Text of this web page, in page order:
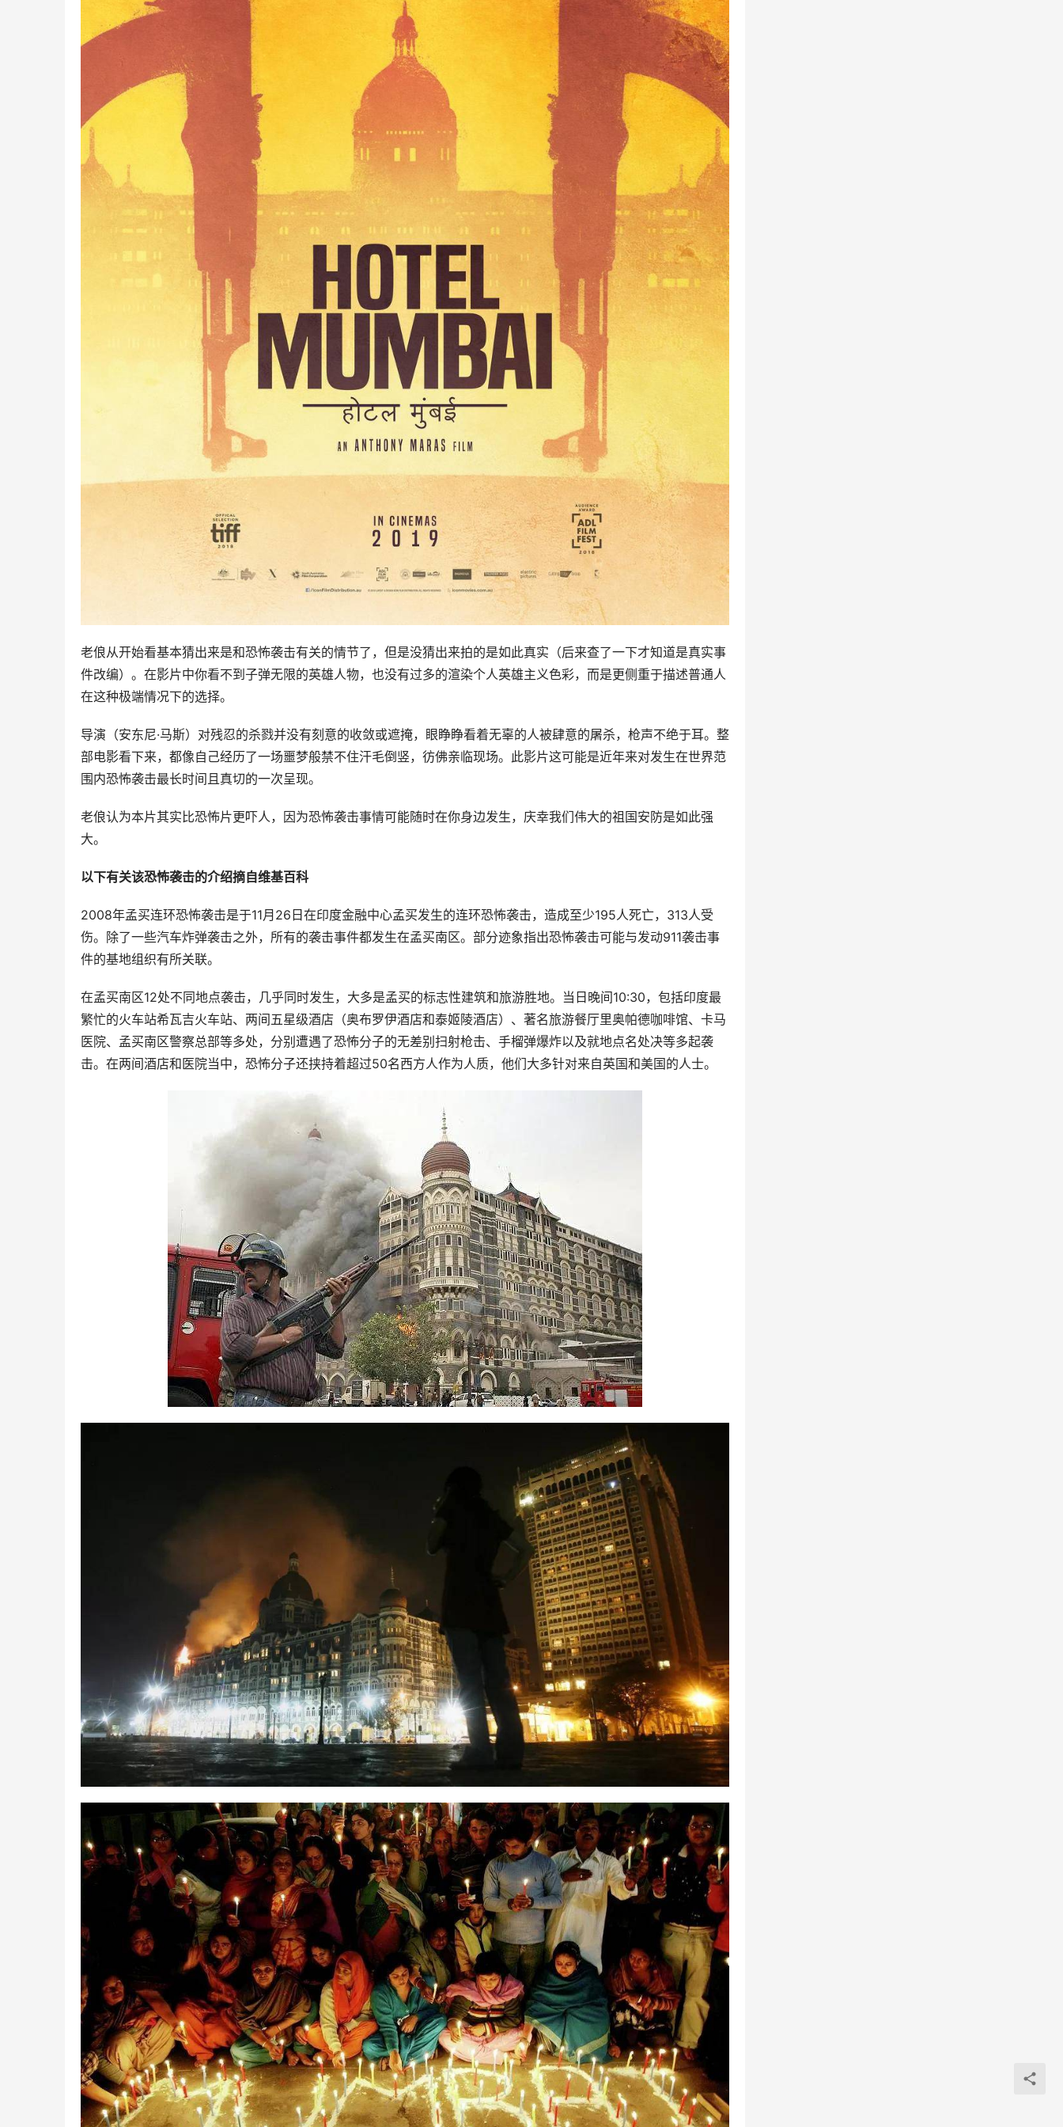
老俍从开始看基本猜出来是和恐怖袭击有关的情节了，但是没猜出来拍的是如此真实（后来查了一下才知道是真实事
件改编）。在影片中你看不到子弹无限的英雄人物，也没有过多的渲染个人英雄主义色彩，而是更侧重于描述普通人
在这种极端情况下的选择。
导演（安东尼·马斯）对残忍的杀戮并没有刻意的收敛或遮掩，眼睁睁看着无辜的人被肆意的屠杀，枪声不绝于耳。整
部电影看下来，都像自己经历了一场噩梦般禁不住汗毛倒竖，彷佛亲临现场。此影片这可能是近年来对发生在世界范
围内恐怖袭击最长时间且真切的一次呈现。
老俍认为本片其实比恐怖片更吓人，因为恐怖袭击事情可能随时在你身边发生，庆幸我们伟大的祖国安防是如此强
大。
以下有关该恐怖袭击的介绍摘自维基百科
2008年孟买连环恐怖袭击是于11月26日在印度金融中心孟买发生的连环恐怖袭击，造成至少195人死亡，313人受
伤。除了一些汽车炸弹袭击之外，所有的袭击事件都发生在孟买南区。部分迹象指出恐怖袭击可能与发动911袭击事
件的基地组织有所关联。
在孟买南区12处不同地点袭击，几乎同时发生，大多是孟买的标志性建筑和旅游胜地。当日晚间10:30，包括印度最
繁忙的火车站希瓦吉火车站、两间五星级酒店（奥布罗伊酒店和泰姬陵酒店）、著名旅游餐厅里奥帕德咖啡馆、卡马
医院、孟买南区警察总部等多处，分别遭遇了恐怖分子的无差别扫射枪击、手榴弹爆炸以及就地点名处决等多起袭
击。在两间酒店和医院当中，恐怖分子还挟持着超过50名西方人作为人质，他们大多针对来自英国和美国的人士。